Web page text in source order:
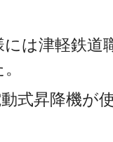
は津軽鉄道
式昇降機が